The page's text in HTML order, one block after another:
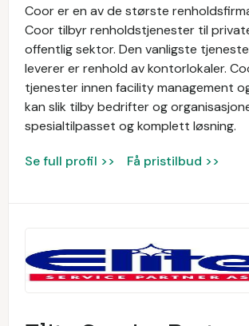
Coor er en av de største
Coor tilbyr renholdstjenester til
offentlig sektor. Den vanligste
leverer er renhold av kontorlokaler.
tjenester innen facility management
kan slik tilby bedrifter og
spesialtilpasset og komplett løsning.
Se full profil >> Få pristilbud >>